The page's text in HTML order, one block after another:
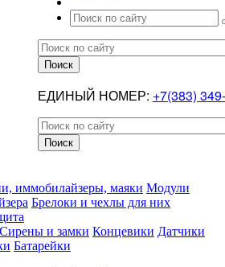
ЕДИНЫЙ НОМЕР: +7(383)
иммобилайзеры, маяки Модули
Брелоки и чехлы для них
Сирены и замки Концевики Датчики
Батарейки